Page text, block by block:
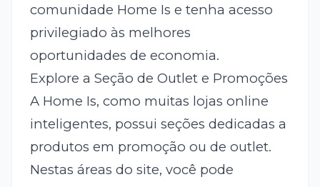
comunidade Home Is e tenha acesso
privilegiado às melhores
oportunidades de economia.
Explore a Seção de Outlet e Promoções
A Home Is, como muitas lojas online
inteligentes, possui seções dedicadas a
produtos em promoção ou de outlet.
Nestas áreas do site, você pode